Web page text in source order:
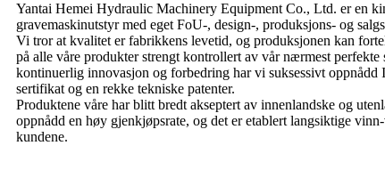
Yantai Hemei Hydraulic Machinery Equipment Co., Ltd. er en
gravemaskinutstyr med eget FoU-, design-, produksjons- og
Vi tror at kvalitet er fabrikkens levetid, og produksjonen kan
på alle våre produkter strengt kontrollert av vår nærmest perfekte
kontinuerlig innovasjon og forbedring har vi suksessivt oppnådd
sertifikat og en rekke tekniske patenter.
Produktene våre har blitt bredt akseptert av innenlandske og
oppnådd en høy gjenkjøpsrate, og det er etablert langsiktige
kundene.